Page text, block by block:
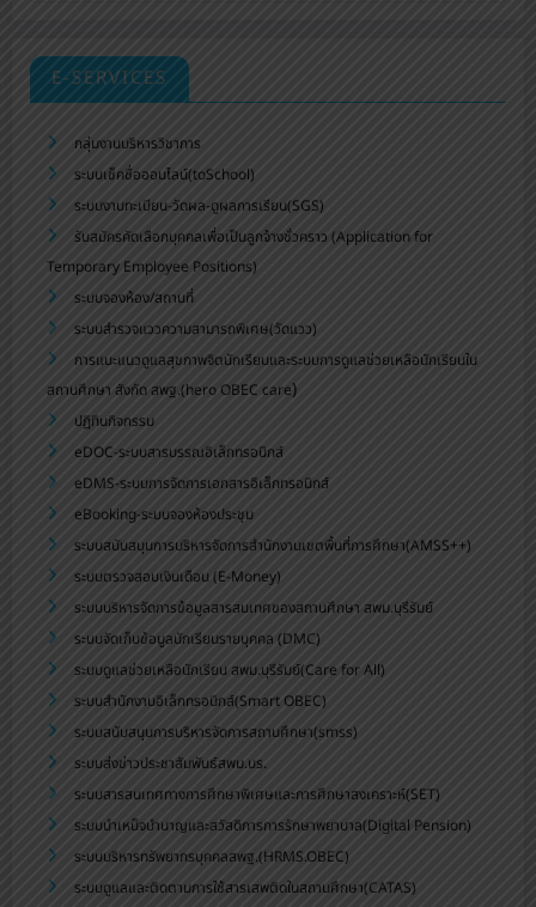
E-SERVICES
กลุ่มงานบริหารวิชาการ
ระบบเช็คชื่อออนไลน์(toSchool)
ระบบงานทะเบียน-วัดผล-ดูผลการเรียน(SGS)
รับสมัครคัดเลือกบุคคลเพื่อเป็นลูกจ้างชั่วคราว (Application for
Temporary Employee Positions)
ระบบจองห้อง/สถานที่
ระบบสำรวจแววความสามารถพิเศษ(วัดแวว)
การแนะแนวดูแลสุขภาพจิตนักเรียนและระบบการดูแลช่วยเหลือนักเรียนใน
สถานศึกษา สังกัด สพฐ.(hero OBEC care)
ปฏิทินกิจกรรม
eDOC-ระบบสารบรรณอิเล็กทรอนิกส์
eDMS-ระบบการจัดการเอกสารอิเล็กทรอนิกส์
eBooking-ระบบจองห้องประชุม
ระบบสนับสนุนการบริหารจัดการสำนักงานเขตพื้นที่การศึกษา(AMSS++)
ระบบตรวจสอบเงินเดือน (E-Money)
ระบบบริหารจัดการข้อมูลสารสนเทศของสถานศึกษา สพม.บุรีรัมย์
ระบบจัดเก็บข้อมูลนักเรียนรายบุคคล (DMC)
ระบบดูแลช่วยเหลือนักเรียน สพม.บุรีรัมย์(Care for All)
ระบบสำนักงานอิเล็กทรอนิกส์(Smart OBEC)
ระบบสนับสนุนการบริหารจัดการสถานศึกษา(smss)
ระบบส่งข่าวประชาสัมพันธ์สพม.บร.
ระบบสารสนเทศทางการศึกษาพิเศษและการศึกษาสงเคราะห์(SET)
ระบบบำเหน็จบำนาญและสวัสดิการการรักษาพยาบาล(Digital Pension)
ระบบบริหารทรัพยากรบุคคลสพฐ.(HRMS.OBEC)
ระบบดูแลและติดตามการใช้สารเสพติดในสถานศึกษา(CATAS)